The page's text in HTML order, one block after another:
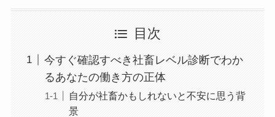
目次
今すぐ確認すべき社畜レベル診断でわか
るあなたの働き方の正体
自分が社畜かもしれないと不安に思う背
景